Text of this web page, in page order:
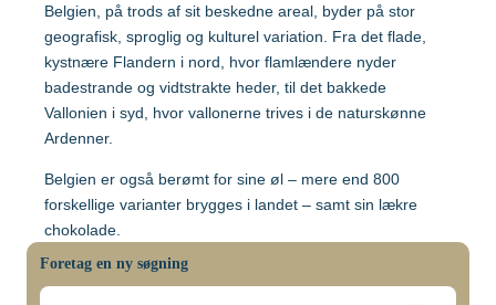
Hepatitis A
Hepatitis A+B
Hepatitis A+B, barn –
Ambirix
Hepatitis B
HPV
Hundegalskab –
Rabies
(Imvanex)
Pneumokokker
Polio
Skoldkopper (Chicken
Etiopien
Ghana
Indonesien
Japan
Belgien, på trods af sit beskedne areal, byder på stor
geografisk, sproglig og kulturel variation. Fra det flade,
kystnære Flandern i nord, hvor flamlændere nyder
badestrande og vidtstrakte heder, til det bakkede
Vallonien i syd, hvor vallonerne trives i de naturskønne
Ardenner.
Belgien er også berømt for sine øl – mere end 800
forskellige varianter brygges i landet – samt sin lækre
chokolade.
Anbefalede vaccinationer:
Foretag en ny søgning